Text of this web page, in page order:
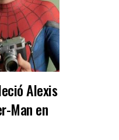
Alexis
Man en